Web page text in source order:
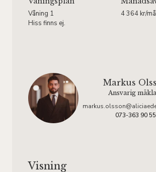
Våning 1
Hiss finns ej.
4 364 kr/
Markus
Ansvarig
073-363 90 55
Visning